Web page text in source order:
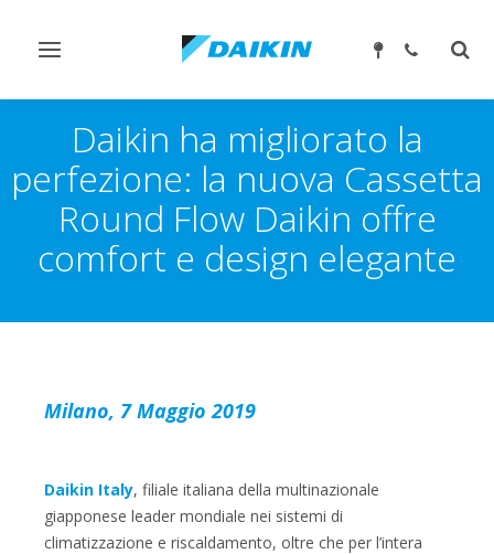
Attiva/disattiva
Daikin ha migliorato la
perfezione: la nuova Cassetta
Round Flow Daikin offre
comfort e design elegante
Milano, 7 Maggio 2019
Daikin Italy, filiale italiana della multinazionale
giapponese leader mondiale nei sistemi di
climatizzazione e riscaldamento, oltre che per l’intera